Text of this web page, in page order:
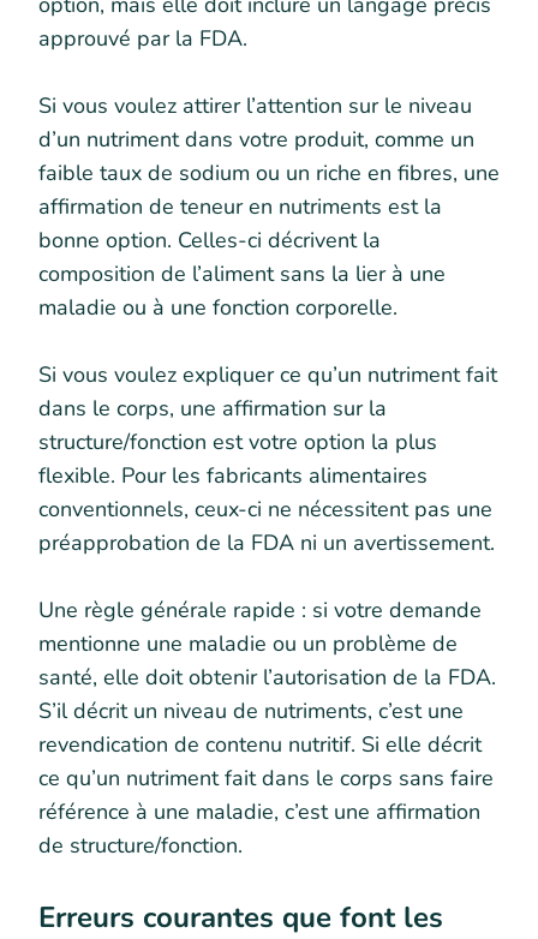
approuvé par la FDA.
Si vous voulez attirer l’attention sur le niveau
d’un nutriment dans votre produit, comme un
faible taux de sodium ou un riche en fibres, une
affirmation de teneur en nutriments est la
bonne option. Celles-ci décrivent la
composition de l’aliment sans la lier à une
maladie ou à une fonction corporelle.
Si vous voulez expliquer ce qu’un nutriment fait
dans le corps, une affirmation sur la
structure/fonction est votre option la plus
flexible. Pour les fabricants alimentaires
conventionnels, ceux-ci ne nécessitent pas une
préapprobation de la FDA ni un avertissement.
Une règle générale rapide : si votre demande
mentionne une maladie ou un problème de
santé, elle doit obtenir l’autorisation de la FDA.
S’il décrit un niveau de nutriments, c’est une
revendication de contenu nutritif. Si elle décrit
ce qu’un nutriment fait dans le corps sans faire
référence à une maladie, c’est une affirmation
de structure/fonction.
Erreurs courantes que font les